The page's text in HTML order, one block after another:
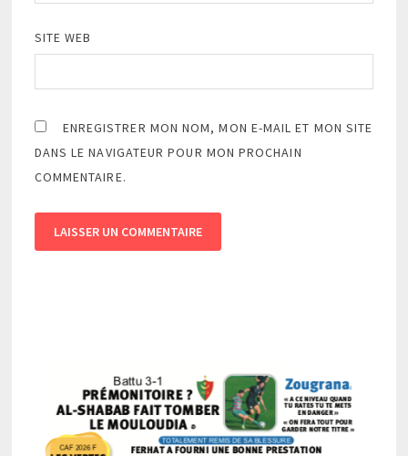
SITE WEB
ENREGISTRER MON NOM, MON E-MAIL ET MON SITE
DANS LE NAVIGATEUR POUR MON PROCHAIN
COMMENTAIRE.